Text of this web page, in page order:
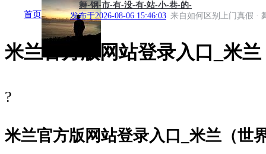
首页
舞-钢-市-有-没-有-站-小-巷-的-
发布于2026-08-06 15:46:03 来自如何区别上门真假 ·
米兰官方版网站登录入口_米
?
米兰官方版网站登录入口_米兰（世